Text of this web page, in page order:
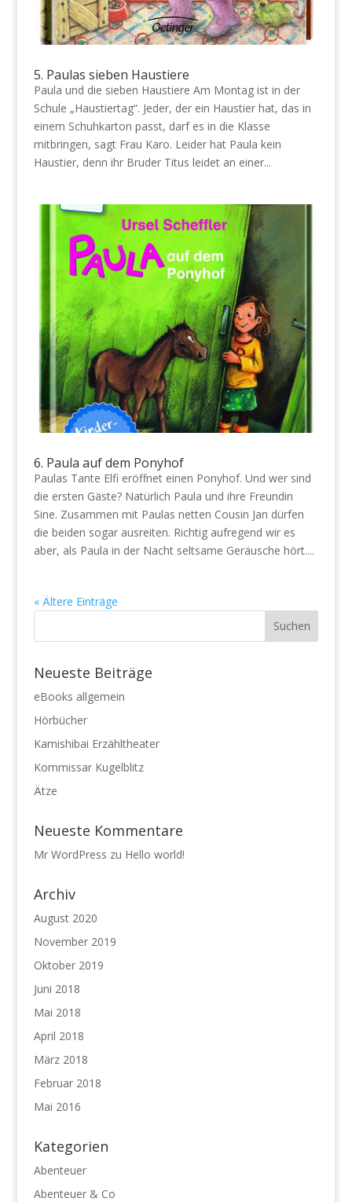
5. Paulas sieben Haustiere
Paula und die sieben Haustiere Am Montag ist in der
Schule „Haustiertag“. Jeder, der ein Haustier hat, das in
einem Schuhkarton passt, darf es in die Klasse
mitbringen, sagt Frau Karo. Leider hat Paula kein
Haustier, denn ihr Bruder Titus leidet an einer...
6. Paula auf dem Ponyhof
Paulas Tante Elfi eröffnet einen Ponyhof. Und wer sind
die ersten Gäste? Natürlich Paula und ihre Freundin
Sine. Zusammen mit Paulas netten Cousin Jan dürfen
die beiden sogar ausreiten. Richtig aufregend wir es
aber, als Paula in der Nacht seltsame Geräusche hört....
« Ältere Einträge
Neueste Beiträge
eBooks allgemein
Hörbücher
Kamishibai Erzähltheater
Kommissar Kugelblitz
Ätze
Neueste Kommentare
Mr WordPress zu Hello world!
Archiv
August 2020
November 2019
Oktober 2019
Juni 2018
Mai 2018
April 2018
März 2018
Februar 2018
Mai 2016
Kategorien
Abenteuer
Abenteuer & Co